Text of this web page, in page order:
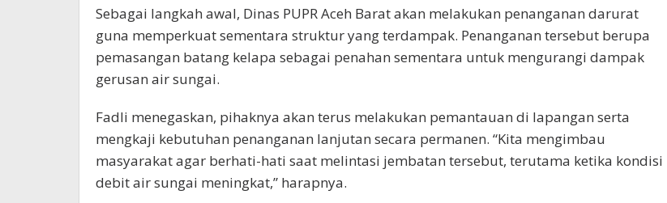
Sebagai langkah awal, Dinas PUPR Aceh Barat akan melakukan penanganan darurat
guna memperkuat sementara struktur yang terdampak. Penanganan tersebut berupa
pemasangan batang kelapa sebagai penahan sementara untuk mengurangi dampak
gerusan air sungai.
Fadli menegaskan, pihaknya akan terus melakukan pemantauan di lapangan serta
mengkaji kebutuhan penanganan lanjutan secara permanen. “Kita mengimbau
masyarakat agar berhati-hati saat melintasi jembatan tersebut, terutama ketika kondisi
debit air sungai meningkat,” harapnya.